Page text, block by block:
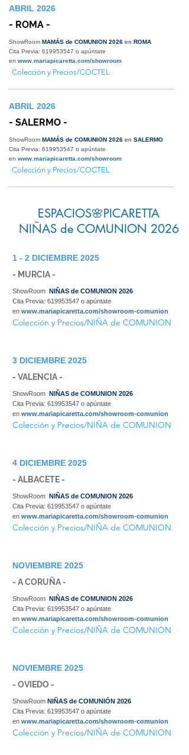
ABRIL 2026
- ROMA -
ShowRoom MAMÁS de COMUNION 2026 en ROMA
Cita Previa: 619953547 o apúntate
en www.mariapicaretta.com/showroom
Colección y Precios/COCTEL
ABRIL 2026
- SALERMO -
ShowRoom MAMÁS de COMUNION 2026 en SALERMO
Cita Previa: 619953547 o apúntate
en www.mariapicaretta.com/showroom
Colección y Precios/COCTEL
ESPACIOS🌸PICARETTA
NIÑAS de COMUNION 2026
1 - 2 DICIEMBRE 2025
- MURCIA -
ShowRoom NIÑAS de COMUNION 2026
Cita Previa: 619953547 o apúntate
en www.mariapicaretta.com/showroom-comunion
Colección y Precios/NIÑA de COMUNION
3 DICIEMBRE 2025
- VALENCIA -
ShowRoom NIÑAS de COMUNION 2026
Cita Previa: 619953547 o apúntate
en www.mariapicaretta.com/showroom-comunion
Colección y Precios/NIÑA de COMUNION
4 DICIEMBRE 2025
- ALBACETE -
ShowRoom NIÑAS de COMUNION 2026
Cita Previa: 619953547 o apúntate
en www.mariapicaretta.com/showroom-comunion
Colección y Precios/NIÑA de COMUNION
NOVIEMBRE 2025
- A CORUÑA -
ShowRoom NIÑAS de COMUNION 2026
Cita Previa: 619953547 o apúntate
en www.mariapicaretta.com/showroom-comunion
Colección y Precios/NIÑA de COMUNION
NOVIEMBRE 2025
- OVIEDO -
ShowRoom NIÑAS de COMUNIÓN 2026
Cita Previa: 619953547 o apúntate
en www.mariapicaretta.com/showroom-comunion
Colección y Precios/NIÑA de COMUNION